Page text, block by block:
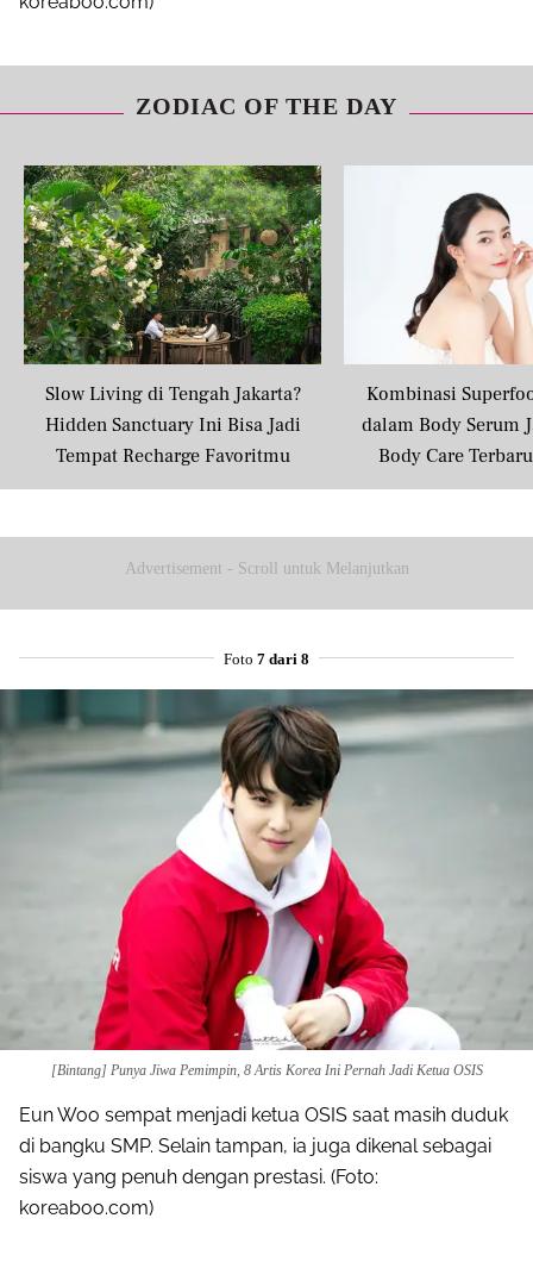
ZODIAC OF THE DAY
Slow Living di Tengah Jakarta?
Hidden Sanctuary Ini Bisa Jadi
Tempat Recharge Favoritmu
Kombinasi
dalam Body Serum
Body Care
Masyarakat
Advertisement - Scroll untuk Melanjutkan
Foto 7 dari 8
[Bintang] Punya Jiwa Pemimpin, 8 Artis Korea Ini Pernah Jadi Ketua OSIS
Eun Woo sempat menjadi ketua OSIS saat masih duduk
di bangku SMP. Selain tampan, ia juga dikenal sebagai
siswa yang penuh dengan prestasi. (Foto:
koreaboo.com)